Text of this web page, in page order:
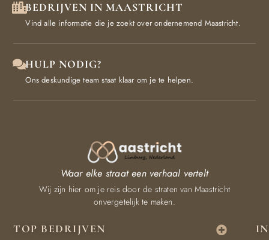
BEDRIJVEN IN MAASTRICHT
Vind alle informatie die je zoekt over ondernemend Maastricht.
HULP NODIG?
Ons deskundige team staat klaar om je te helpen.
TOP BEDRIJVEN
Waar elke straat een verhaal vertelt
Wij zijn hier om je reis door de straten van Maastricht
onvergetelijk te maken.